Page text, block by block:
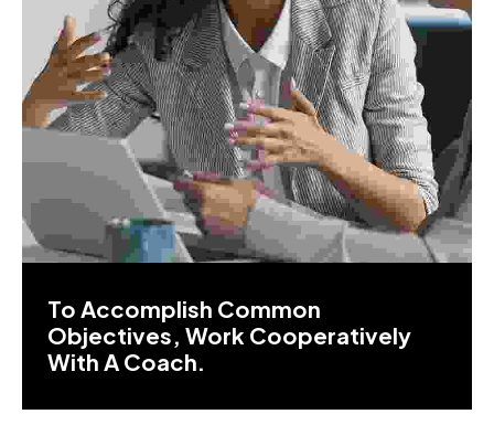
To Accomplish Common
Objectives, Work Cooperatively
With A Coach.